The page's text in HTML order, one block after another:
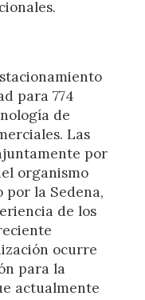
para 774
de
Las
por
organismo
la Sedena,
de los
ocurre
para la
actualmente